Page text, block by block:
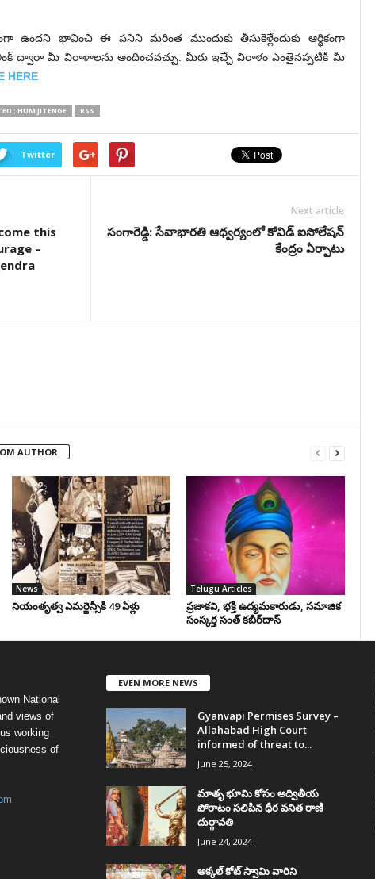
భావించి ఈ పనిని మరింత ముందుకు తీసుకెళ్లేందుకు ఆర్ధికంగా
ద్వారా మీ విరాళాలను అందించవచ్చు. మీరు ఇచ్చే విరాళం ఎంతైనప్పటికీ మీ
HERE
: HUM JITENGE RSS
Twitter
this
–
Next article
సంగారెడ్డి: సేవాభార‌తి ఆధ్వ‌ర్యంలో కోవిడ్ ఐసోలేష‌న్
కేంద్రం ఏర్పాటు
AUTHOR
News
నియంతృత్వ ఎమర్జెన్సీకి 49 ఏళ్లు
Telugu Articles
ప్రజాకవి, భక్తి ఉద్యమకారుడు, సమాజిక
సంస్కర్త సంత్‌ కబీర్‌దాస్‌
National
views of
working
of
EVEN MORE NEWS
Gyanvapi Permises Survey –
Allahabad High Court
informed of threat to...
June 25, 2024
మాతృ భూమి కోసం అద్వితీయ
పోరాటం సలిపిన ధీర వనిత రాణి
దుర్గావతి
June 24, 2024
అక్కల్‌ కోట్‌ స్వామి వారిని